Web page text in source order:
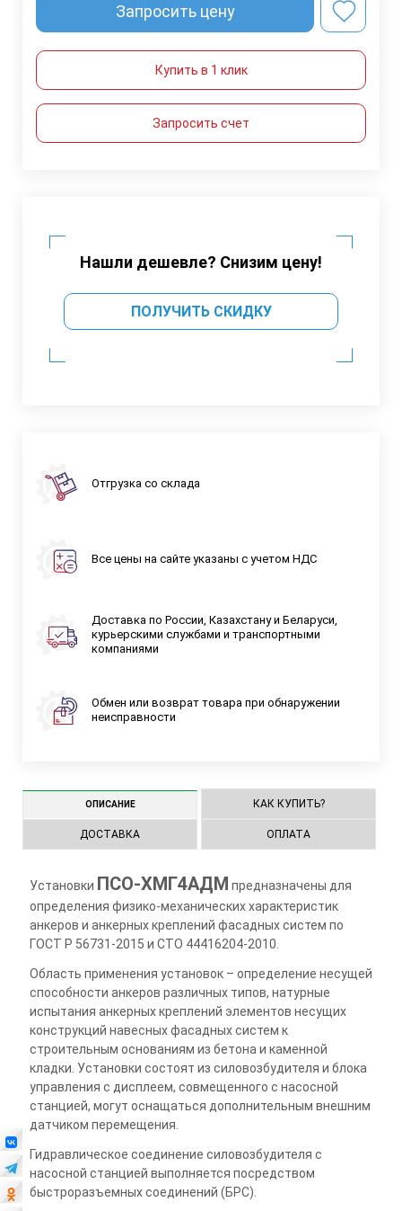
Запросить цену
Купить в 1 клик
Запросить счет
Нашли дешевле? Снизим цену!
ПОЛУЧИТЬ СКИДКУ
Отгрузка со склада
Все цены на сайте указаны с учетом НДС
Доставка по России, Казахстану и Беларуси,
курьерскими службами и транспортными
компаниями
Обмен или возврат товара при обнаружении
неисправности
ОПИСАНИЕ КАК КУПИТЬ?
ДОСТАВКА ОПЛАТА
Установки ПСО-ХМГ4АДМ предназначены для
определения физико-механических характеристик
анкеров и анкерных креплений фасадных систем по
ГОСТ Р 56731-2015 и СТО 44416204-2010.
Область применения установок – определение несущей
способности анкеров различных типов, натурные
испытания анкерных креплений элементов несущих
конструкций навесных фасадных систем к
строительным основаниям из бетона и каменной
кладки. Установки состоят из силовозбудителя и блока
управления с дисплеем, совмещенного с насосной
станцией, могут оснащаться дополнительным внешним
датчиком перемещения.
Гидравлическое соединение силовозбудителя с
насосной станцией выполняется посредством
быстроразъемных соединений (БРС).